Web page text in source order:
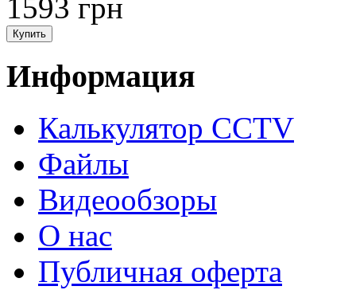
1593 грн
Информация
Калькулятор CCTV
Файлы
Видеообзоры
О нас
Публичная оферта